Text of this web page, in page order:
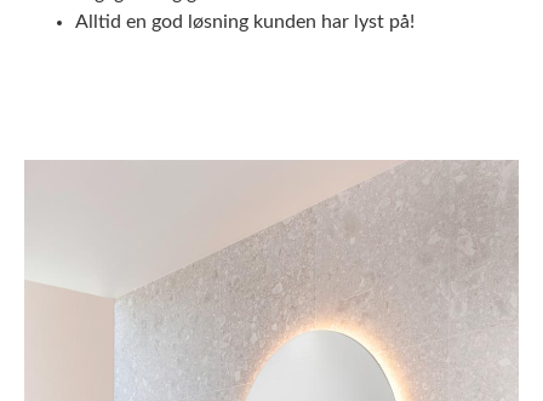
Alltid en god løsning kunden har lyst på!